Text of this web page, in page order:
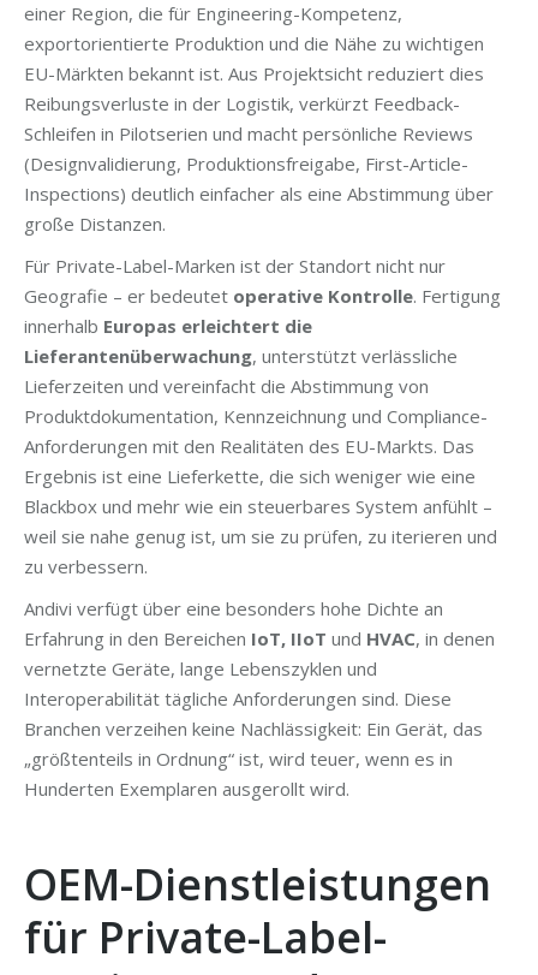
einer Region, die für Engineering-Kompetenz,
exportorientierte Produktion und die Nähe zu wichtigen
EU-Märkten bekannt ist. Aus Projektsicht reduziert dies
Reibungsverluste in der Logistik, verkürzt Feedback-
Schleifen in Pilotserien und macht persönliche Reviews
(Designvalidierung, Produktionsfreigabe, First-Article-
Inspections) deutlich einfacher als eine Abstimmung über
große Distanzen.
Für Private-Label-Marken ist der Standort nicht nur
Geografie – er bedeutet operative Kontrolle. Fertigung
innerhalb Europas erleichtert die
Lieferantenüberwachung, unterstützt verlässliche
Lieferzeiten und vereinfacht die Abstimmung von
Produktdokumentation, Kennzeichnung und Compliance-
Anforderungen mit den Realitäten des EU-Markts. Das
Ergebnis ist eine Lieferkette, die sich weniger wie eine
Blackbox und mehr wie ein steuerbares System anfühlt –
weil sie nahe genug ist, um sie zu prüfen, zu iterieren und
zu verbessern.
Andivi verfügt über eine besonders hohe Dichte an
Erfahrung in den Bereichen IoT, IIoT und HVAC, in denen
vernetzte Geräte, lange Lebenszyklen und
Interoperabilität tägliche Anforderungen sind. Diese
Branchen verzeihen keine Nachlässigkeit: Ein Gerät, das
„größtenteils in Ordnung“ ist, wird teuer, wenn es in
Hunderten Exemplaren ausgerollt wird.
OEM-Dienstleistungen
für Private-Label-